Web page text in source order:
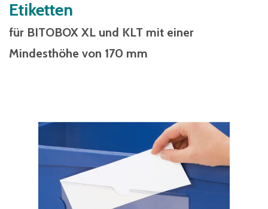
Etiketten
für BITOBOX XL und KLT mit einer
Mindesthöhe von 170 mm